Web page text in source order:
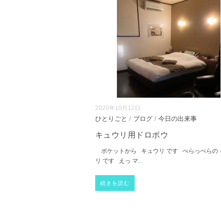
2020年10月12日
ひとりごと / ブログ/ 今日の出来事
キュウリ用ドロボウ
ポケットから キュウリ です ぺらっぺらの
リ です えっ マ...
続きを読む